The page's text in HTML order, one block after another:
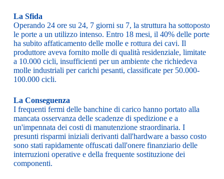
La Sfida
Operando 24 ore su 24, 7 giorni su 7, la struttura ha sottoposto
le porte a un utilizzo intenso. Entro 18 mesi, il 40% delle porte
ha subito affaticamento delle molle e rottura dei cavi. Il
produttore aveva fornito molle di qualità residenziale, limitate
a 10.000 cicli, insufficienti per un ambiente che richiedeva
molle industriali per carichi pesanti, classificate per 50.000-
100.000 cicli.
La Conseguenza
I frequenti fermi delle banchine di carico hanno portato alla
mancata osservanza delle scadenze di spedizione e a
un'impennata dei costi di manutenzione straordinaria. I
presunti risparmi iniziali derivanti dall'hardware a basso costo
sono stati rapidamente offuscati dall'onere finanziario delle
interruzioni operative e della frequente sostituzione dei
componenti.